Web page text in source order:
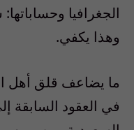
الجغرافيا
وهذا يكفي.
ما يضاعف قلق أهل
في العقود السابقة